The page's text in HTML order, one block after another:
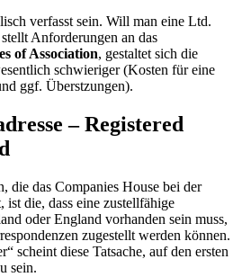
verfasst sein. Will man eine Ltd.
Anforderungen an das
of Association, gestaltet sich die
schwieriger (Kosten für eine
ggf. Überstzungen).
– Registered
die das Companies House bei der
die, dass eine zustellfähige
oder England vorhanden sein muss,
zugestellt werden können.
scheint diese Tatsache, auf den ersten
sein.